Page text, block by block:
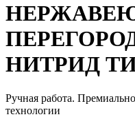
НИТРИД
Ручная работа.
технологии